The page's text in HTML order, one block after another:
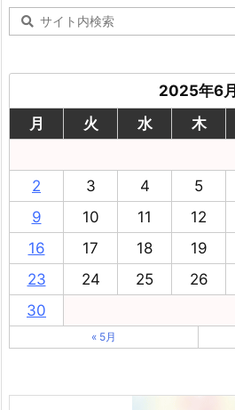
2025年6月
月
火 水 木
2
3 4 5
9
10 11 12
16
17 18 19
23
24 25 26
30
« 5月